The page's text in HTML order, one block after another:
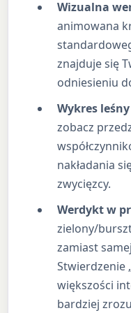
Wizualna
animowana
znajduje się
odniesieniu
Wykres
zobacz
nakładania
zwycięzcy.
Werdykt w
zielony/
zamiast
Stwierdzenie
większości
bardziej